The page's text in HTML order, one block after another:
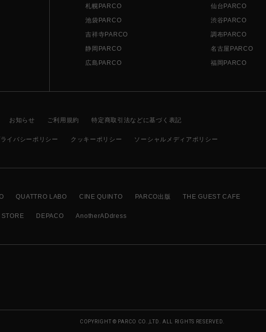
札幌PARCO 仙台PARCO
池袋PARCO
渋谷PARCO
吉祥寺PARCO
調布PARCO
静岡PARCO
名古屋PARCO
広島PARCO
福岡PARCO
お知らせ ご利用規約 特定商取引法などに基づく表記
イバシーポリシー クッキーポリシー ソーシャルメディアポリシー
QUATTRO LABO CINE QUINTO PARCO出版 THE GUEST CAFE
DEPACO AnotherADdress
COPYRIGHT © PARCO CO.,LTD. ALL RIGHTS RESERVED.